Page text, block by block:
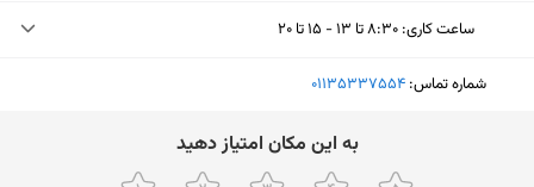
ساعت کاری: ۸:۳۰ تا ۱۳ - ۱۵ تا ۲۰
یکشنبه (امروز)
۸:۳۰ تا ۱۳ - ۱۵ تا ۲۰
شماره تماس: ‎01135337554
ﺑﻪ اﯾﻦ ﻣﮑﺎن اﻣﺘﯿﺎز دﻫﯿﺪ